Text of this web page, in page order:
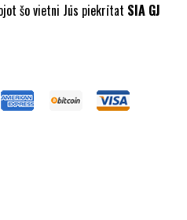
šo vietni Jūs piekrītat SIA GJ